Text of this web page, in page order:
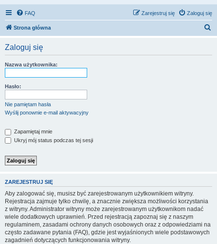
FAQ Zaloguj się
Zarejestruj się
Strona główna
Zaloguj się
Nazwa użytkownika:
Hasło:
Nie pamiętam hasła
Wyślij ponownie e-mail aktywacyjny
Zapamiętaj mnie
Ukryj mój status podczas tej sesji
ZAREJESTRUJ SIĘ
Aby zalogować się, musisz być zarejestrowanym użytkownikiem witryny.
Rejestracja zajmuje tylko chwilę, a znacznie zwiększa możliwości korzystania
z witryny. Administrator witryny może zarejestrowanym użytkownikom nadać
wiele dodatkowych uprawnień. Przed rejestracją zapoznaj się z naszym
regulaminem, zasadami ochrony danych osobowych oraz z odpowiedziami na
często zadawane pytania (FAQ), gdzie jest wyjaśnionych wiele podstawowych
zagadnień dotyczących funkcjonowania witryny.